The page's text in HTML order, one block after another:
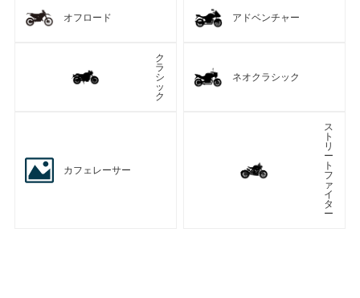
オフロード アドベンチャー
ク
ラ
シ
ッ
ク
ネオクラシック
カフェレーサー
ス
ト
リ
ー
ト
フ
ァ
イ
タ
ー